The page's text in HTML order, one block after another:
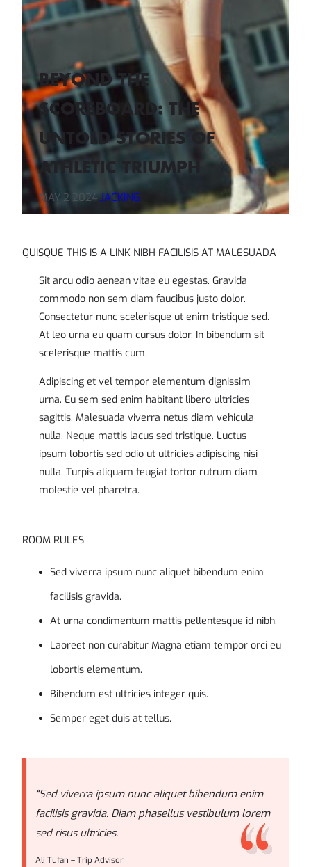
BEYOND THE
SCOREBOARD: THE
UNTOLD STORIES OF
ATHLETIC TRIUMPH
MAY 2 2024.JACKING
QUISQUE THIS IS A LINK NIBH FACILISIS AT MALESUADA
Sit arcu odio aenean vitae eu egestas. Gravida
commodo non sem diam faucibus justo dolor.
Consectetur nunc scelerisque ut enim tristique sed.
At leo urna eu quam cursus dolor. In bibendum sit
scelerisque mattis cum.
Adipiscing et vel tempor elementum dignissim
urna. Eu sem sed enim habitant libero ultricies
sagittis. Malesuada viverra netus diam vehicula
nulla. Neque mattis lacus sed tristique. Luctus
ipsum lobortis sed odio ut ultricies adipiscing nisi
nulla. Turpis aliquam feugiat tortor rutrum diam
molestie vel pharetra.
ROOM RULES
Sed viverra ipsum nunc aliquet bibendum enim
facilisis gravida.
At urna condimentum mattis pellentesque id nibh.
Laoreet non curabitur Magna etiam tempor orci eu
lobortis elementum.
Bibendum est ultricies integer quis.
Semper eget duis at tellus.
“Sed viverra ipsum nunc aliquet bibendum enim
facilisis gravida. Diam phasellus vestibulum lorem
sed risus ultricies.
Ali Tufan – Trip Advisor